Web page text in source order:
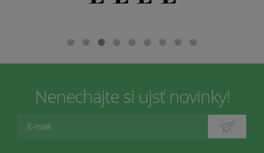
Nenechajte si ujsť novinky!